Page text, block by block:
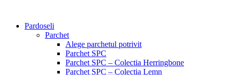
Pardoseli
Parchet
Alege parchetul potrivit
Parchet SPC
Parchet SPC – Colectia Herringbone
Parchet SPC – Colectia Lemn